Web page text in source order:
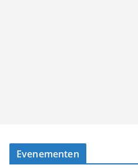
Evenementen